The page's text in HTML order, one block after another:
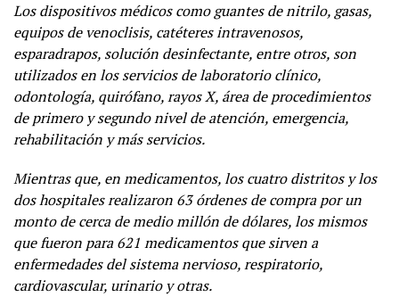
Los dispositivos médicos como guantes de nitrilo, gasas,
equipos de venoclisis, catéteres intravenosos,
esparadrapos, solución desinfectante, entre otros, son
utilizados en los servicios de laboratorio clínico,
odontología, quirófano, rayos X, área de procedimientos
de primero y segundo nivel de atención, emergencia,
rehabilitación y más servicios.
Mientras que, en medicamentos, los cuatro distritos y los
dos hospitales realizaron 63 órdenes de compra por un
monto de cerca de medio millón de dólares, los mismos
que fueron para 621 medicamentos que sirven a
enfermedades del sistema nervioso, respiratorio,
cardiovascular, urinario y otras.